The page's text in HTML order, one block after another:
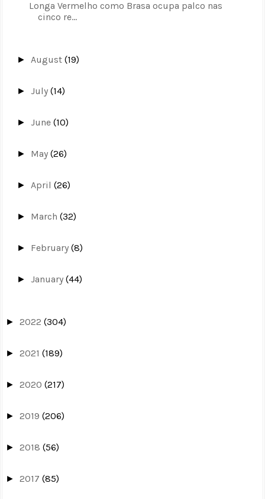
Longa Vermelho como Brasa ocupa palco nas
cinco re...
► August(19)
►July(14)
►June(10)
► May(26)
► April(26)
► March(32)
► February(8)
►January(44)
► 2022 (304)
► 2021 (189)
► 2020 (217)
► 2019 (206)
► 2018 (56)
► 2017 (85)